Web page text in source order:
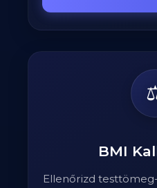
BMI
Ellenőrizd